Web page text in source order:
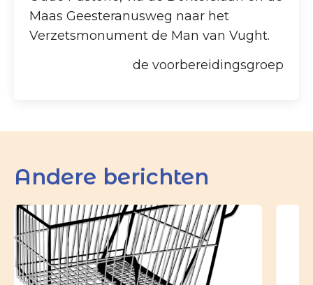
Maas Geesteranusweg naar het
Verzetsmonument de Man van Vught.
de voorbereidingsgroep
Andere berichten